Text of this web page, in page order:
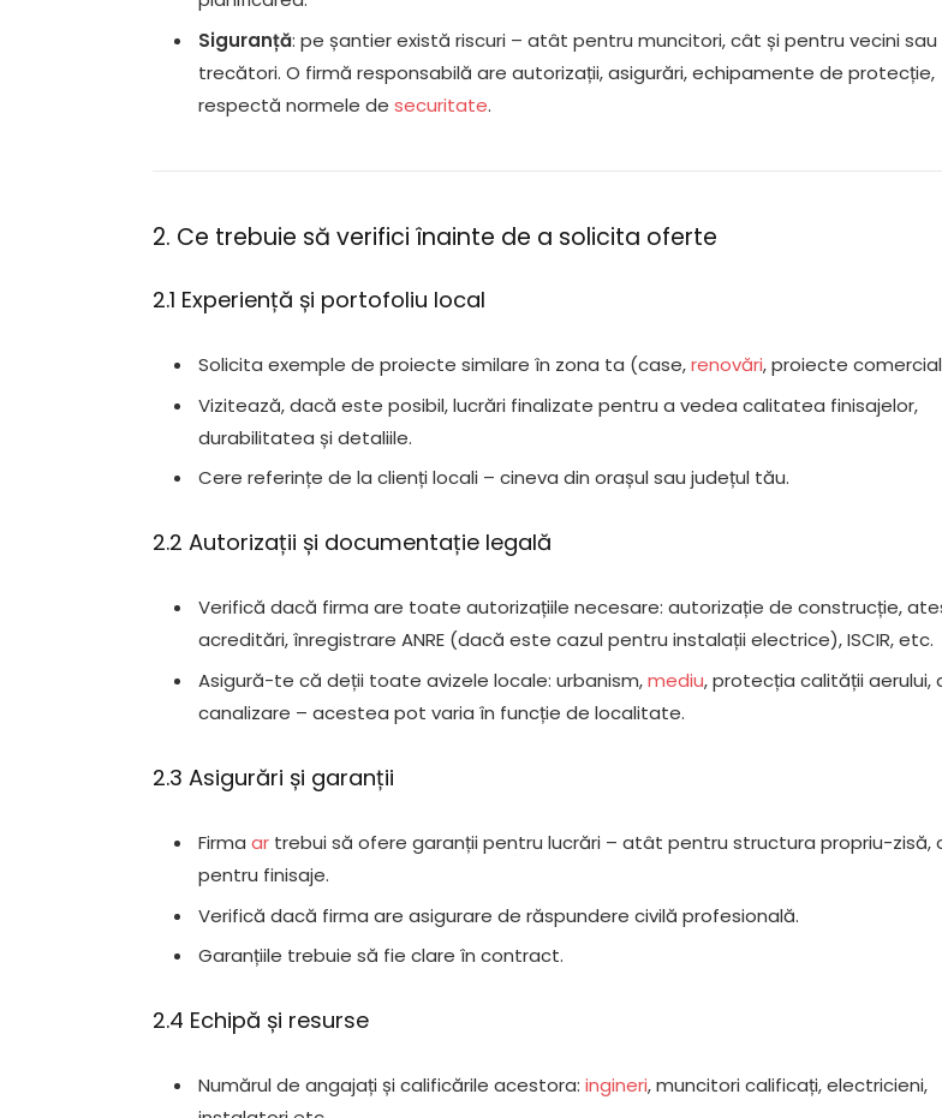
Siguranță: pe șantier există riscuri – atât pentru muncitori, cât și pentru vecini sau
trecători. O firmă responsabilă are autorizații, asigurări, echipamente de protecție,
respectă normele desecuritate.
2. Ce trebuie să verifici înainte de a solicita oferte
2.1 Experiență și portofoliu local
Solicita exemple de proiecte similare în zona ta (case,renovări, proiecte
Vizitează, dacă este posibil, lucrări finalizate pentru a vedea calitatea finisajelor,
durabilitatea și detaliile.
Cere referințe de la clienți locali – cineva din orașul sau județul tău.
2.2 Autorizații și documentație legală
Verifică dacă firma are toate autorizațiile necesare: autorizație de construcție,
acreditări, înregistrare ANRE (dacă este cazul pentru instalații electrice), ISCIR, etc.
Asigură-te că deții toate avizele locale: urbanism,mediu, protecția calității aerului,
canalizare – acestea pot varia în funcție de localitate.
2.3 Asigurări și garanții
Firmaar trebui să ofere garanții pentru lucrări – atât pentru structura propriu-zisă,
pentru finisaje.
Verifică dacă firma are asigurare de răspundere civilă profesională.
Garanțiile trebuie să fie clare în contract.
2.4 Echipă și resurse
Numărul de angajați și calificările acestora:ingineri, muncitori calificați, electricieni,